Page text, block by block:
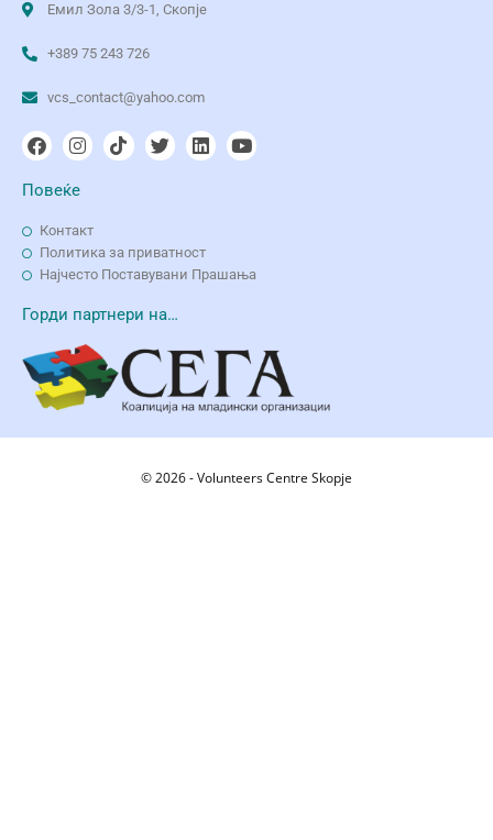
Емил Зола 3/3-1, Скопје
+389 75 243 726
vcs_contact@yahoo.com
Повеќе
Контакт
Политика за приватност
Најчесто Поставувани Прашања
Горди партнери на…
© 2026 - Volunteers Centre Skopje